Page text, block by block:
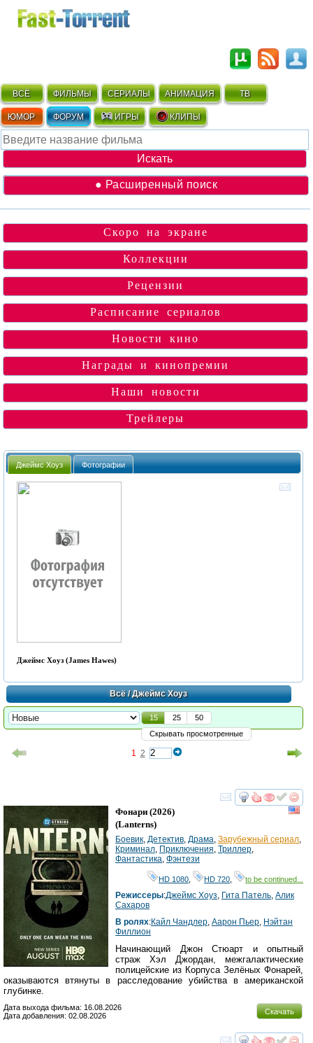
ВСЁ ФИЛЬМЫ СЕРИАЛЫ АНИМАЦИЯ ТВ
ЮМОР ФОРУМ ИГРЫ КЛИПЫ
● Расширенный поиск
Скоро на экране
Коллекции
Рецензии
Расписание сериалов
Новости кино
Награды и кинопремии
Наши новости
Трейлеры
Джеймс Хоуз Фотографии
Джеймс Хоуз (James Hawes)
Всё/ Джеймс Хоуз
15 25
50
Скрывать просмотренные
1 2
смотреть
Фонари (2026)
(Lanterns)
Боевик Детектив Драма Зарубежный сериал
Криминал Приключения Триллер
Фантастика Фэнтези
HD 1080 HD 720 to be continued...
Режиссеры:Джеймс Хоуз Гита Патель Алик
Сахаров
В ролях:Кайл Чандлер Аарон Пьер Нэйтан
Филлион
Начинающий Джон Стюарт и опытный
страж Хэл Джордан, межгалактические
полицейские из Корпуса Зелёных Фонарей,
оказываются втянуты в расследование убийства в американской
глубинке.
Скачать
Дата выхода фильма: 16.08.2026
Дата добавления: 02.08.2026